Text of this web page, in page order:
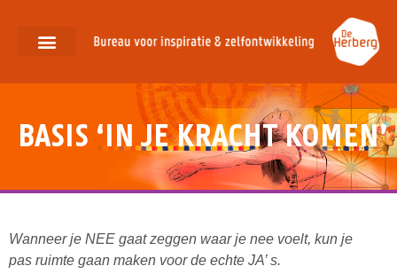
BASIS ‘IN JE KRACHT KOMEN’
Wanneer je NEE gaat zeggen waar je nee voelt, kun je
pas ruimte gaan maken voor de echte JA’ s.